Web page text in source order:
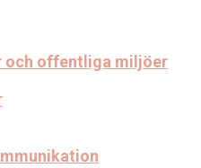
offentliga miljöer